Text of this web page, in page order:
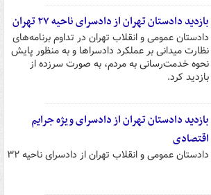
بازدید دادستان تهران از دادسرای ناحیه ۲۷ تهران
دادستان عمومی و انقلاب تهران در تداوم برنامه‌های
نظارت میدانی بر عملکرد دادسراها و به منظور پایش
نحوه خدمت‌رسانی به مردم، به صورت سرزده از
بازدید دادستان تهران از دادسرای ویژه جرایم
اقتصادی
دادستان عمومی و انقلاب تهران از دادسرای ناحیه ۳۲